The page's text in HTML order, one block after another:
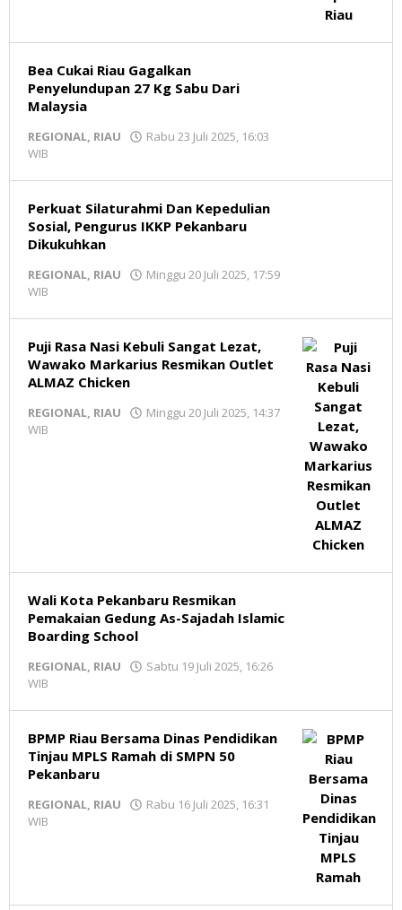
Bea Cukai Riau Gagalkan
Penyelundupan 27 Kg Sabu Dari
Malaysia
REGIONAL, RIAU
Rabu 23 Juli 2025, 16:03
WIB
Perkuat Silaturahmi Dan Kepedulian
Sosial, Pengurus IKKP Pekanbaru
Dikukuhkan
REGIONAL, RIAU
Minggu 20 Juli 2025, 17:59
WIB
Puji Rasa Nasi Kebuli Sangat Lezat,
Wawako Markarius Resmikan Outlet
ALMAZ Chicken
REGIONAL, RIAU
Minggu 20 Juli 2025, 14:37
WIB
Wali Kota Pekanbaru Resmikan
Pemakaian Gedung As-Sajadah Islamic
Boarding School
REGIONAL, RIAU
Sabtu 19 Juli 2025, 16:26
WIB
BPMP Riau Bersama Dinas Pendidikan
Tinjau MPLS Ramah di SMPN 50
Pekanbaru
REGIONAL, RIAU
Rabu 16 Juli 2025, 16:31
WIB